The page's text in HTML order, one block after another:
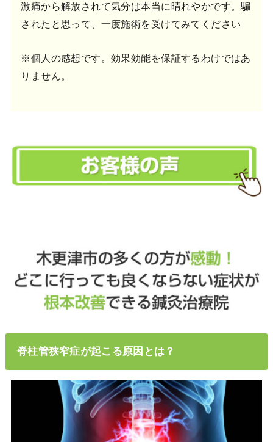
激痛から解放されて気分は本当に晴れやかです。騙
されたと思って、一度施術を受けてみてください
※個人の感想です。効果効能を保証するわけではあ
りません。
脊柱管狭窄症が起こる原因とは？